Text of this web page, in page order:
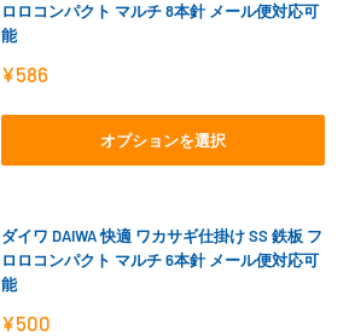
ロロコンパクト マルチ 8本針 メール便対応可
能
販
価
¥586
オプションを選択
ダイワ DAIWA 快適 ワカサギ仕掛け SS 鉄板 フ
ロロコンパクト マルチ 6本針 メール便対応可
能
販
¥500